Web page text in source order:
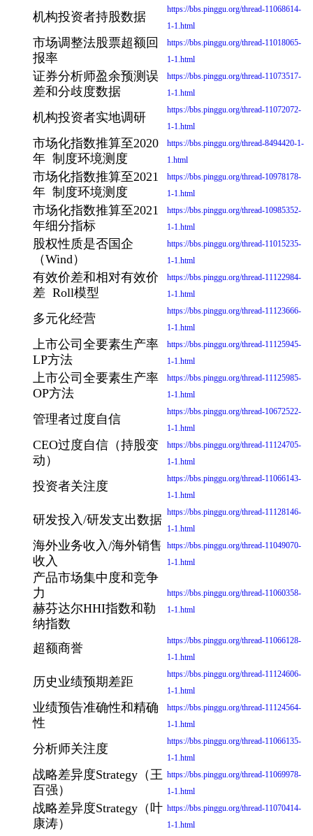
机构投资者持股数据
https://bbs.pinggu.org/thread-11068614-
1-1.html
市场调整法股票超额回
报率
https://bbs.pinggu.org/thread-11018065-
1-1.html
证券分析师盈余预测误
差和分歧度数据
https://bbs.pinggu.org/thread-11073517-
1-1.html
机构投资者实地调研
https://bbs.pinggu.org/thread-11072072-
1-1.html
市场化指数推算至2020
年 制度环境测度
https://bbs.pinggu.org/thread-8494420-1-
1.html
市场化指数推算至2021
年 制度环境测度
https://bbs.pinggu.org/thread-10978178-
1-1.html
市场化指数推算至2021
年细分指标
https://bbs.pinggu.org/thread-10985352-
1-1.html
股权性质是否国企
（Wind）
https://bbs.pinggu.org/thread-11015235-
1-1.html
有效价差和相对有效价
差 Roll模型
https://bbs.pinggu.org/thread-11122984-
1-1.html
多元化经营
https://bbs.pinggu.org/thread-11123666-
1-1.html
上市公司全要素生产率
LP方法
https://bbs.pinggu.org/thread-11125945-
1-1.html
上市公司全要素生产率
OP方法
https://bbs.pinggu.org/thread-11125985-
1-1.html
管理者过度自信
https://bbs.pinggu.org/thread-10672522-
1-1.html
CEO过度自信（持股变
动）
https://bbs.pinggu.org/thread-11124705-
1-1.html
投资者关注度
https://bbs.pinggu.org/thread-11066143-
1-1.html
研发投入/研发支出数据
https://bbs.pinggu.org/thread-11128146-
1-1.html
海外业务收入/海外销售
收入
https://bbs.pinggu.org/thread-11049070-
1-1.html
产品市场集中度和竞争
力
https://bbs.pinggu.org/thread-11060358-
1-1.html
赫芬达尔HHI指数和勒
纳指数
超额商誉
https://bbs.pinggu.org/thread-11066128-
1-1.html
历史业绩预期差距
https://bbs.pinggu.org/thread-11124606-
1-1.html
业绩预告准确性和精确
性
https://bbs.pinggu.org/thread-11124564-
1-1.html
分析师关注度
https://bbs.pinggu.org/thread-11066135-
1-1.html
战略差异度Strategy（王
百强）
https://bbs.pinggu.org/thread-11069978-
1-1.html
战略差异度Strategy（叶
康涛）
https://bbs.pinggu.org/thread-11070414-
1-1.html